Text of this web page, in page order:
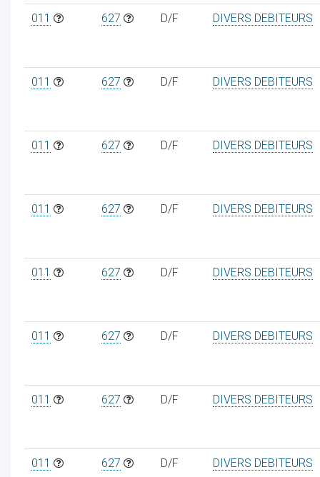
011 627 D/F DIVERS DEBITEURS
011 627 D/F DIVERS DEBITEURS
011 627 D/F DIVERS DEBITEURS
011 627 D/F DIVERS DEBITEURS
011 627 D/F DIVERS DEBITEURS
011 627 D/F DIVERS DEBITEURS
011 627 D/F DIVERS DEBITEURS
011 627 D/F DIVERS DEBITEURS